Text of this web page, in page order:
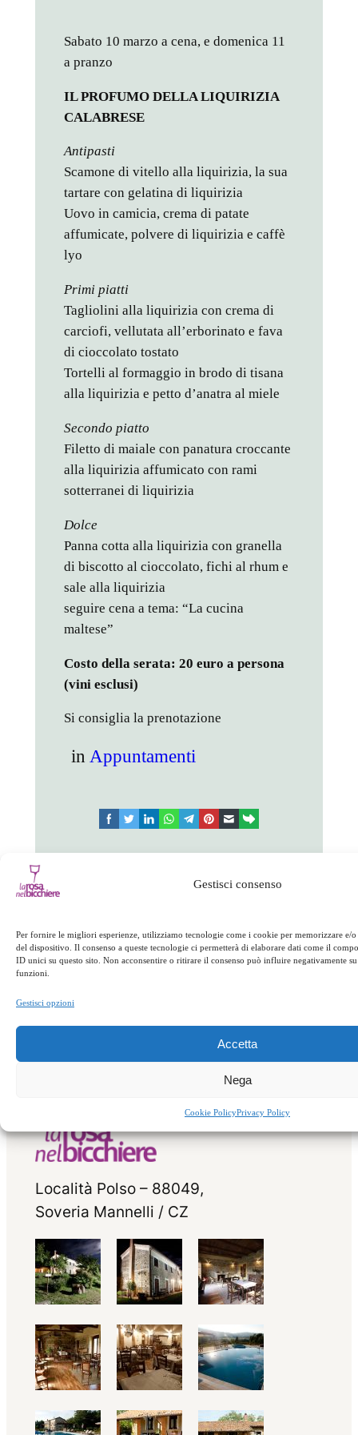
Gestisci consenso
Per fornire le migliori esperienze, utilizziamo tecnologie come i cookie per memorizzare e/
del dispositivo. Il consenso a queste tecnologie ci permetterà di elaborare dati come il
ID unici su questo sito. Non acconsentire o ritirare il consenso può influire negativamente
funzioni.
Gestisci opzioni
Accetta
Nega
Cookie PolicyPrivacy Policy
Sabato 10 marzo a cena, e domenica 11
a pranzo
IL PROFUMO DELLA LIQUIRIZIA
CALABRESE
Antipasti
Scamone di vitello alla liquirizia, la sua
tartare con gelatina di liquirizia
Uovo in camicia, crema di patate
affumicate, polvere di liquirizia e caffè
lyo
Primi piatti
Tagliolini alla liquirizia con crema di
carciofi, vellutata all’erborinato e fava
di cioccolato tostato
Tortelli al formaggio in brodo di tisana
alla liquirizia e petto d’anatra al miele
Secondo piatto
Filetto di maiale con panatura croccante
alla liquirizia affumicato con rami
sotterranei di liquirizia
Dolce
Panna cotta alla liquirizia con granella
di biscotto al cioccolato, fichi al rhum e
sale alla liquirizia
seguire cena a tema: “La cucina
maltese”
Costo della serata: 20 euro a persona
(vini esclusi)
Si consiglia la prenotazione
in Appuntamenti
facebooktwitterlinkedinwhatsapptelegram
pinterest email link
Appuntamenti
← Precedente:
Festa della donna
Successivo:Carni
alla griglia
→
Località Polso – 88049,
Soveria Mannelli / CZ